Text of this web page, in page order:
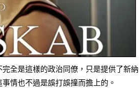
全是這樣的政治同僚，只是提供了新納
情也不過是誤打誤撞而擔上的。